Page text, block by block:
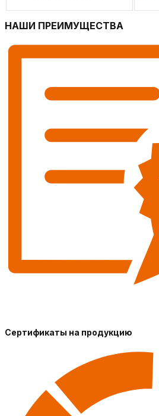
НАШИ ПРЕИМУЩЕСТВА
Сертификаты на продукцию